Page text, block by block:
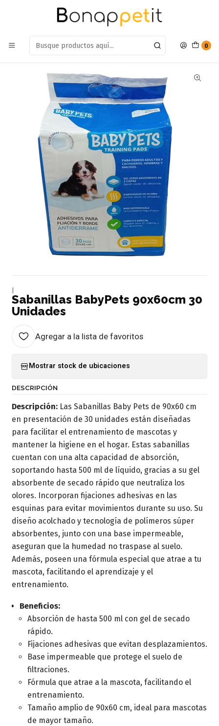
0
Estamos en: Antumalal 612, Quilicura Míranos en Maps
Sabanillas BabyPets 90x60cm 30 Unidades
Sabanillas BabyPets 90x60cm 30
Unidades
Agregar a la lista de favoritos
Mostrar stock de ubicaciones
DESCRIPCIÓN
Descripción: Las Sabanillas Baby Pets de 90x60 cm
en presentación de 30 unidades están diseñadas
para facilitar el entrenamiento de mascotas y
mantener la higiene en el hogar. Estas sabanillas
cuentan con una alta capacidad de absorción,
soportando hasta 500 ml de líquido, gracias a su gel
absorbente de secado rápido que neutraliza los
olores. Incorporan fijaciones adhesivas en las
esquinas para evitar movimientos durante su uso. Su
diseño acolchado y tecnología de polímeros súper
absorbentes, junto con una base impermeable,
aseguran que la humedad no traspase al suelo.
Además, poseen una fórmula especial que atrae a tu
mascota, facilitando el aprendizaje y el
entrenamiento.
Beneficios:
Absorción de hasta 500 ml con gel de secado
rápido.
Fijaciones adhesivas que evitan desplazamientos.
Base impermeable que protege el suelo de
filtraciones.
Fórmula que atrae a la mascota, facilitando el
entrenamiento.
Tamaño amplio de 90x60 cm, ideal para mascotas
de mayor tamaño.